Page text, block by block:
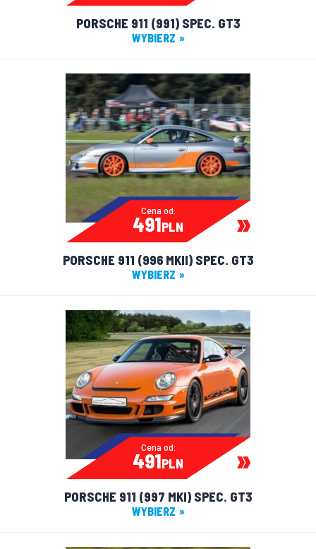
PORSCHE 911 (991) SPEC. GT3
WYBIERZ
Cena od:
491PLN
PORSCHE 911 (996 MKII) SPEC. GT3
WYBIERZ
Cena od:
491PLN
PORSCHE 911 (997 MKI) SPEC. GT3
WYBIERZ